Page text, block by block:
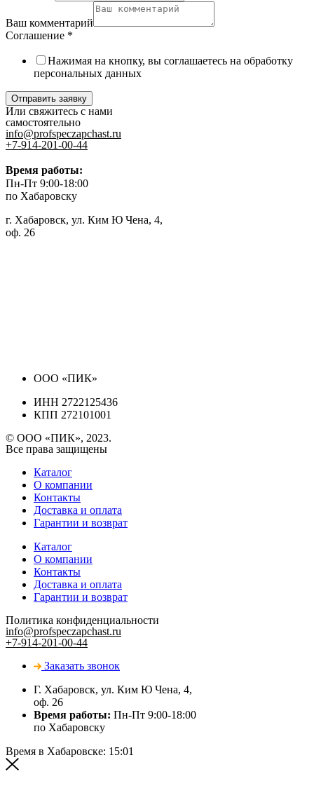
Ваш комментарий
Соглашение *
Нажимая на кнопку, вы соглашаетесь на обработку
персональных данных
Отправить заявку
Или свяжитесь с нами
самостоятельно
info@profspeczapchast.ru
+7-914-201-00-44
Время работы:
Пн-Пт 9:00-18:00
по Хабаровску
г. Хабаровск, ул. Ким Ю Чена, 4,
оф. 26
ООО «ПИК»
ИНН 2722125436
КПП 272101001
© ООО «ПИК», 2023.
Все права защищены
Каталог
О компании
Контакты
Доставка и оплата
Гарантии и возврат
Каталог
О компании
Контакты
Доставка и оплата
Гарантии и возврат
Политика конфиденциальности
info@profspeczapchast.ru
+7-914-201-00-44
Заказать звонок
Г. Хабаровск, ул. Ким Ю Чена, 4,
оф. 26
Время работы: Пн-Пт 9:00-18:00
по Хабаровску
Время в Хабаровске: 15:01